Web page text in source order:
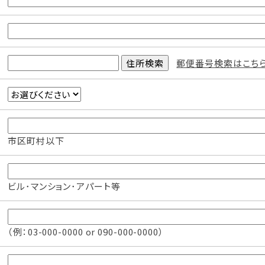
郵便番号検索はこち
市区町村以下
ビル･マンション･アパート等
（例：03-000-0000 or 090-000-0000）